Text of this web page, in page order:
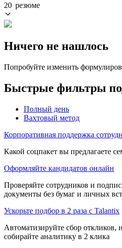
20 резюме
Ничего не нашлось
Попробуйте изменить
Быстрые фильтры
Полный день
Вахтовый метод
Корпоративная поддержка
Какой соцпакет вы предлагаете
Оформляйте кандидатов онлайн
Проверяйте сотрудников и
документы без бумаг и личных
Ускорьте подбор в 2 раза с Talantix
Автоматизируйте сбор откликов,
собирайте аналитику в 2 клика